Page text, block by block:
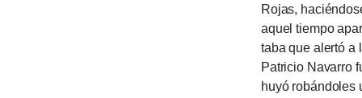
Rojas,
aquel tiempo
taba que alertó a
Patricio Navarro
huyó robán­do­les